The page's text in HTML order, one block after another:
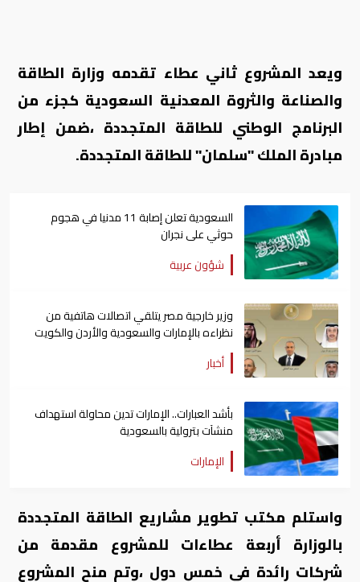
ويعد المشروع ثاني عطاء تقدمه وزارة الطاقة
والصناعة والثروة المعدنية السعودية كجزء من
البرنامج الوطني للطاقة المتجددة ،ضمن إطار
مبادرة الملك "سلمان" للطاقة المتجددة.
السعودية تعلن إصابة 11 مدنيا في هجوم
حوثي على نجران
شؤون عربية
وزير خارجية مصر يتلقي اتصالات هاتفية من
نظراءه بالإمارات والسعودية والأردن والكويت
أخبار
بأشد العبارات.. الإمارات تدين محاولة استهداف
منشآت بترولية بالسعودية
الإمارات
واستلم مكتب تطوير مشاريع الطاقة المتجددة
بالوزارة أربعة عطاءات للمشروع مقدمة من
شركات رائدة في خمس دول ،وتم منح المشروع